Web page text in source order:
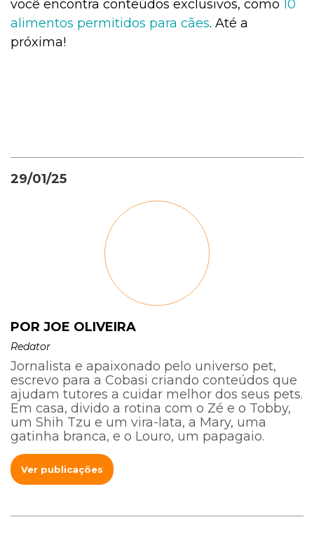
você encontra conteúdos exclusivos, como10
alimentos permitidos para cães. Até a
próxima!
29/01/25
POR JOE OLIVEIRA
Redator
Jornalista e apaixonado pelo universo pet,
escrevo para a Cobasi criando conteúdos que
ajudam tutores a cuidar melhor dos seus pets.
Em casa, divido a rotina com o Zé e o Tobby,
um Shih Tzu e um vira-lata, a Mary, uma
gatinha branca, e o Louro, um papagaio.
Ver publicações